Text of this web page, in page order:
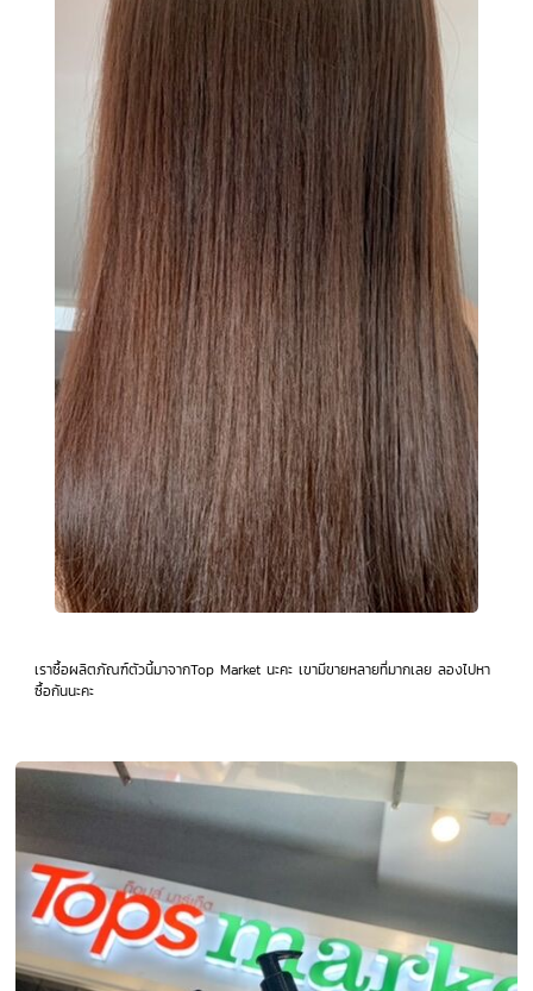
เราซื้อผลิตภัณฑ์ตัวนี้มาจากTop Market นะคะ เขามีขายหลายที่มากเลย ลองไปหา
ซื้อกันนะคะ